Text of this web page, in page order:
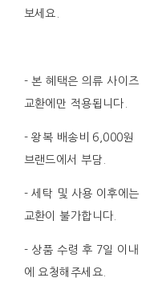
보세요.
- 본 혜택은 의류 사이즈
교환에만 적용됩니다.
- 왕복 배송비 6,000원
브랜드에서 부담.
- 세탁 및 사용 이후에는
교환이 불가합니다.
- 상품 수령 후 7일 이내
에 요청해주세요.